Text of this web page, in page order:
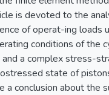
is devoted to the
of operat-ing loads
conditions of the
a complex stress-
state of
a conclusion about